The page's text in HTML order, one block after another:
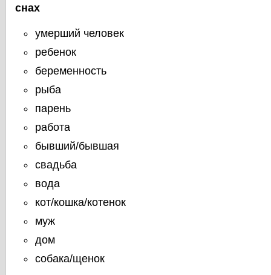
снах
умерший человек
ребенок
беременность
рыба
парень
работа
бывший/бывшая
свадьба
вода
кот/кошка/котенок
муж
дом
собака/щенок